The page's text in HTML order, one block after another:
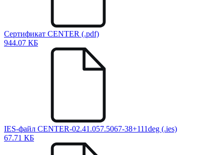
Сертификат CENTER (.pdf)
944.07 КБ
IES-файл CENTER-02.41.057.5067-38+111deg (.ies)
67.71 КБ